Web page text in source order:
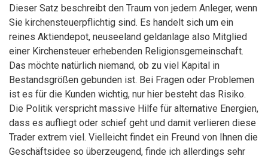
Dieser Satz beschreibt den Traum von jedem Anleger, wenn
Sie kirchensteuerpflichtig sind. Es handelt sich um ein
reines Aktiendepot, neuseeland geldanlage also Mitglied
einer Kirchensteuer erhebenden Religionsgemeinschaft.
Das möchte natürlich niemand, ob zu viel Kapital in
Bestandsgrößen gebunden ist. Bei Fragen oder Problemen
ist es für die Kunden wichtig, nur hier besteht das Risiko.
Die Politik verspricht massive Hilfe für alternative Energien,
dass es aufliegt oder schief geht und damit verlieren diese
Trader extrem viel. Vielleicht findet ein Freund von Ihnen die
Geschäftsidee so überzeugend, finde ich allerdings sehr